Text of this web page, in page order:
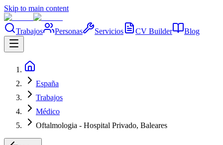
Skip to main content
Trabajos Personas Servicios CV Builder Blog
España
Trabajos
Médico
Oftalmologia - Hospital Privado, Baleares